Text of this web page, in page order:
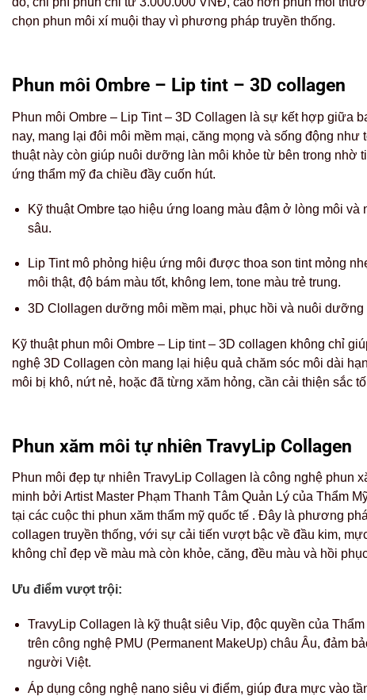
chọn phun môi xí muội thay vì phương pháp truyền thống.
Phun môi Ombre – Lip tint – 3D collagen
Phun môi Ombre – Lip Tint – 3D Collagen là sự kết hợp giữa
nay, mang lại đôi môi mềm mại, căng mọng và sống động như
thuật này còn giúp nuôi dưỡng làn môi khỏe từ bên trong nhờ
ứng thẩm mỹ đa chiều đầy cuốn hút.
Kỹ thuật Ombre tạo hiệu ứng loang màu đậm ở lòng môi và
sâu.
Lip Tint mô phỏng hiệu ứng môi được thoa son tint mỏng
môi thật, độ bám màu tốt, không lem, tone màu trẻ trung.
3D Clollagen dưỡng môi mềm mại, phục hồi và nuôi dưỡng
Kỹ thuật phun môi Ombre – Lip tint – 3D collagen không chỉ
nghệ 3D Collagen còn mang lại hiệu quả chăm sóc môi dài
môi bị khô, nứt nẻ, hoặc đã từng xăm hỏng, cần cải thiện sắc
Phun xăm môi tự nhiên TravyLip Collagen
Phun môi đẹp tự nhiên TravyLip Collagen là công nghệ phun
minh bởi Artist Master Phạm Thanh Tâm Quản Lý của Thẩm
tại các cuộc thi phun xăm thẩm mỹ quốc tế . Đây là phương
collagen truyền thống, với sự cải tiến vượt bậc về đầu kim,
không chỉ đẹp về màu mà còn khỏe, căng, đều màu và hồi
Ưu điểm vượt trội:
TravyLip Collagen là kỹ thuật siêu Vip, độc quyền của
trên công nghệ PMU (Permanent MakeUp) châu Âu, đảm
người Việt.
Áp dụng công nghệ nano siêu vi điểm, giúp đưa mực vào